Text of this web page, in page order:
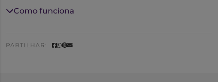
Pode ser usado na gravidez.
Como funciona
PARTILHAR: